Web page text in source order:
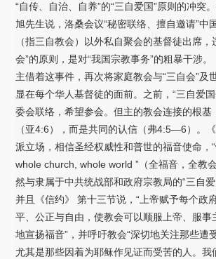
“自传、自治、自养”的“三自爱国”原则的冲突
旭先生说，洛桑会议“秘密联络、擅自邀请”中
（指三自教会）以外私自聚会的基督徒出席，
会”的原则，是对“我国宗教事务”的粗暴干涉。
主借着这事件，再次将家庭教会与“三自会”及
显在每个华人基督徒的面前。之前，“三自爱
委会联络，希望参会。但主的教会连接的根基
（亚4:6），而是共同的认信（弗4:5—6）。
派立场，相信圣经权威性和普世的福音使命，
whole church, whole world ”（全福音，全教
然与隶属于中共统战部和政府宗教局的“三自爱
并且《信约》 第十三节说，“上帝赋予每个政
平、公正与自由，使教会可以顺服上帝、服事
地宣扬福音”，并呼吁教会“深切地关注那些遭
尤其是那些因着为耶稣作见证而受苦的人。我